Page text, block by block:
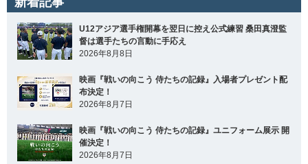
U12アジア選手権開幕を翌日に控え公式練習 桑田真澄監
督は選手たちの言動に手応え
2026年8月8日
映画『戦いの向こう 侍たちの記録』入場者プレゼント配
布決定！
2026年8月7日
映画『戦いの向こう 侍たちの記録』ユニフォーム展示 開
催決定！
2026年8月7日